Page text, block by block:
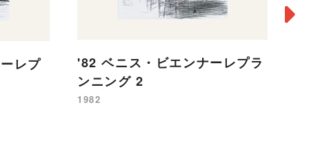
レプ
'82 ベニス・ビエンナーレプラ
ンニング 2
1982